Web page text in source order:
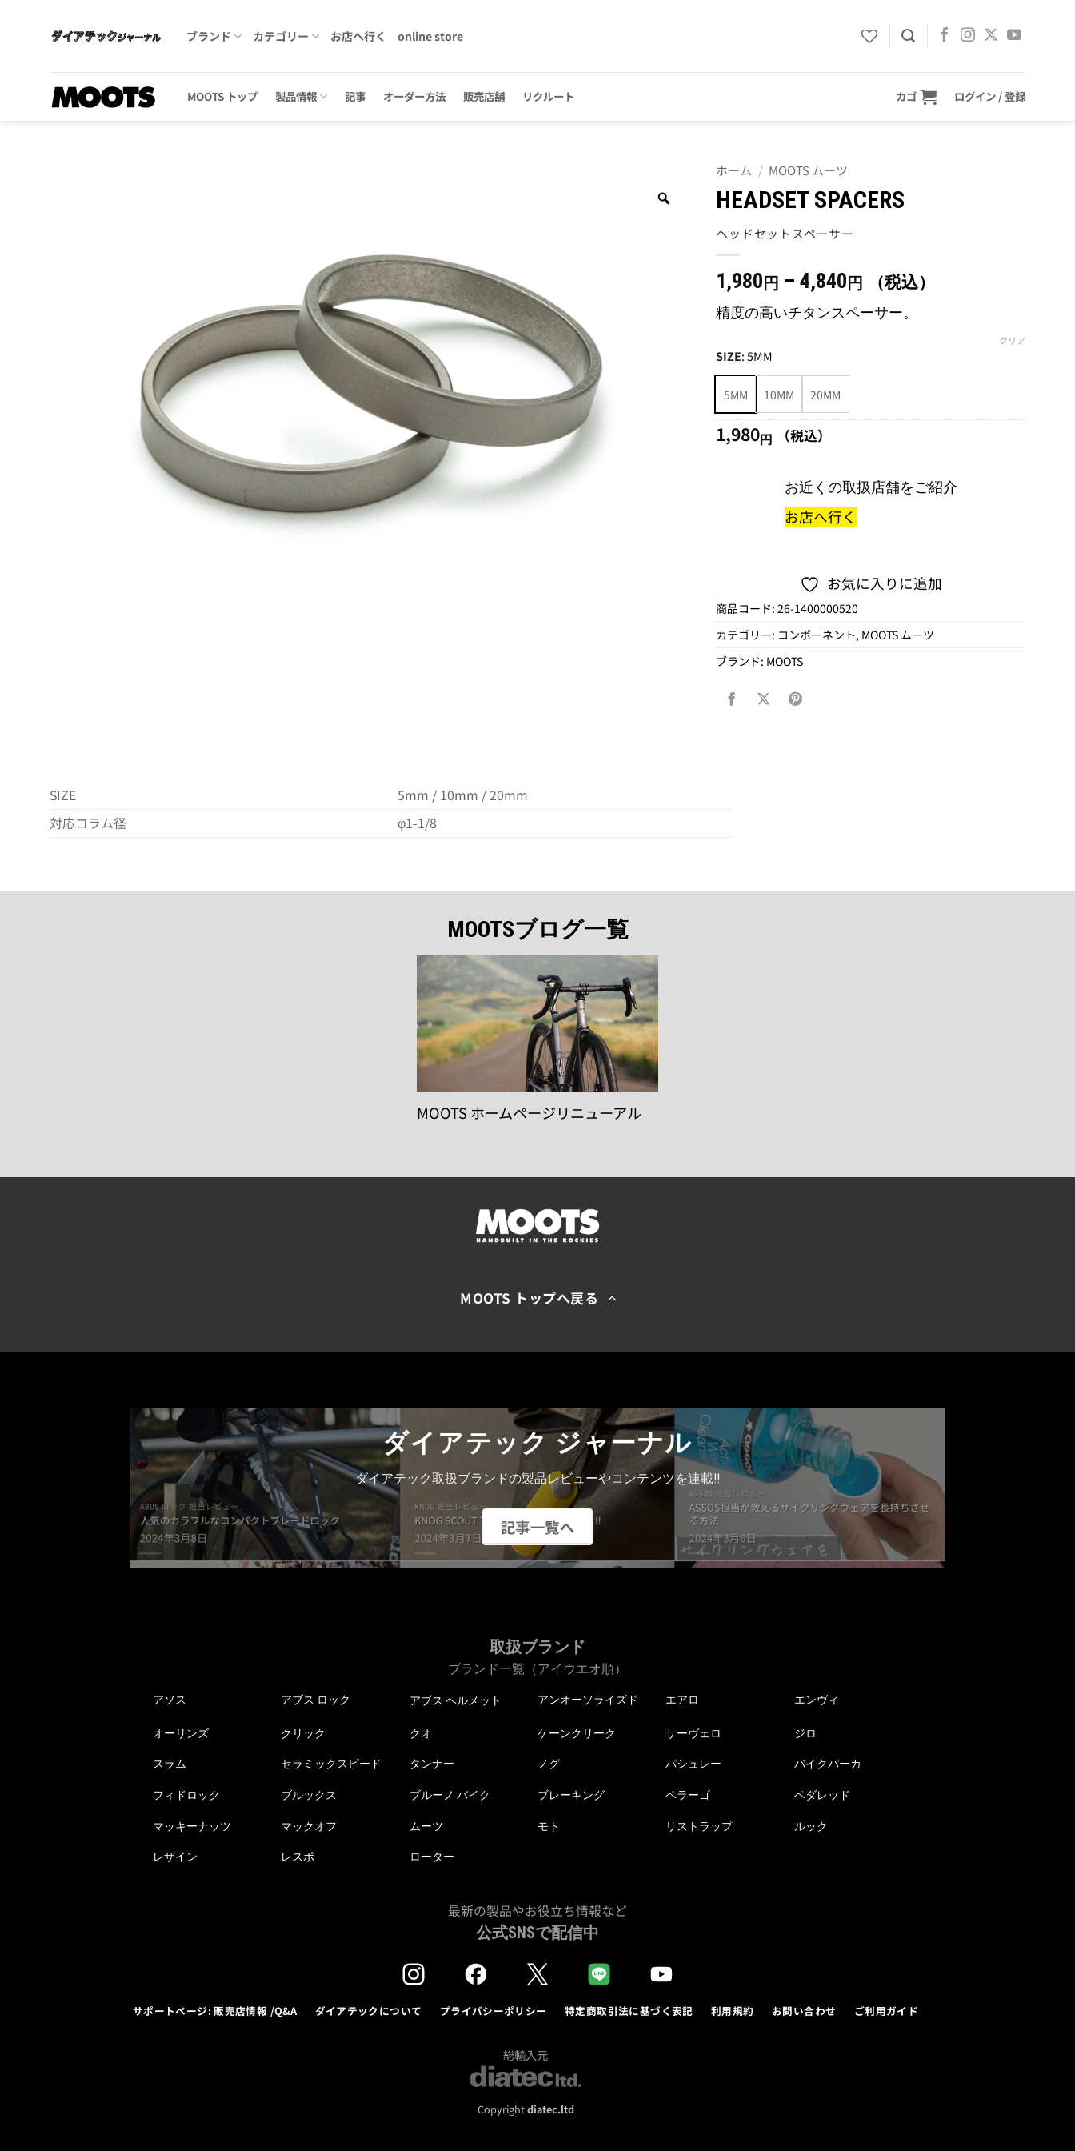
ブランド カテゴリー お店へ行く online store
MOOTS トップ 製品情報 記事 オーダー方法 販売店舗 リクルート カゴ ログイン / 登録
ホーム / MOOTS ムーツ
HEADSET SPACERS
ヘッドセットスペーサー
1,980 円 –4,840 円
価
帯:
円
（税込）
精度の高いチタンスペーサー。
SIZE:5MM
5MM 10MM 20MM
クリア
1,980円 （税込）
お近くの取扱店舗をご紹介
お店へ行く
お気に入りに追加
商品コード:26-1400000520
カテゴリー: コンポーネント, MOOTS ムーツ
ブランド: MOOTS
SIZE
5mm / 10mm / 20mm
対応コラム径
φ1-1/8
MOOTSブログ一覧
MOOTS ホームページリニューアル
MOOTS トップへ戻る
ダイアテック ジャーナル
ダイアテック取扱ブランドの製品レビューやコンテンツを連載!!
記事一覧へ
取扱ブランド
ブランド一覧（アイウエオ順）
アソス アブス ロック アブス ヘルメット アンオーソライズド エアロ エンヴィ
オーリンズ クリック クオ ケーンクリーク サーヴェロ ジロ
スラム セラミックスピード タンナー ノグ パシュレー バイクパーカ
フィドロック ブルックス ブルーノ バイク ブレーキング ペラーゴ ペダレッド
マッキーナッツ マックオフ ムーツ モト リストラップ ルック
レザイン レスポ ローター
最新の製品やお役立ち情報など
公式SNSで配信中
サポートページ: 販売店情報 /Q&A ダイアテックについて プライバシーポリシー 特定商取引法に基づく表記 利用規約 お問い合わせ ご利用ガイド
総輸入元
Copyrightdiatec.ltd